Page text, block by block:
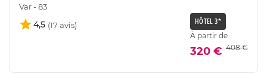
Var - 83
4,5 HÔTEL 3*
À partir de
320 € 408 €